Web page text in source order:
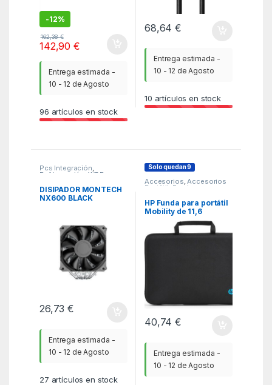
-12%
162,38€
142,90€
Entrega estimada -
10 - 12 de Agosto
96 artículos en stock
68,64€
Entrega estimada -
10 - 12 de Agosto
10 artículos en stock
Pcs Integración,
Refrigeración WBR
DISIPADOR MONTECH
NX600 BLACK
26,73€
Entrega estimada -
10 - 12 de Agosto
27 artículos en stock
Solo quedan 9
Accesorios,Accesorios
Portátil Fundas y
HP Funda para portátil
Mobility de 11,6
pulgadas
40,74€
Entrega estimada -
10 - 12 de Agosto